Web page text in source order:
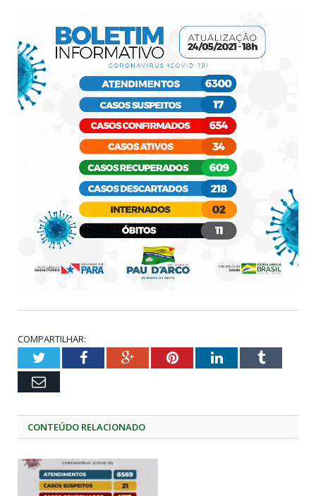
COMPARTILHAR:
TwitterFacebookGoogle+PinterestLinkedInTumblr
Email
CONTEÚDO RELACIONADO